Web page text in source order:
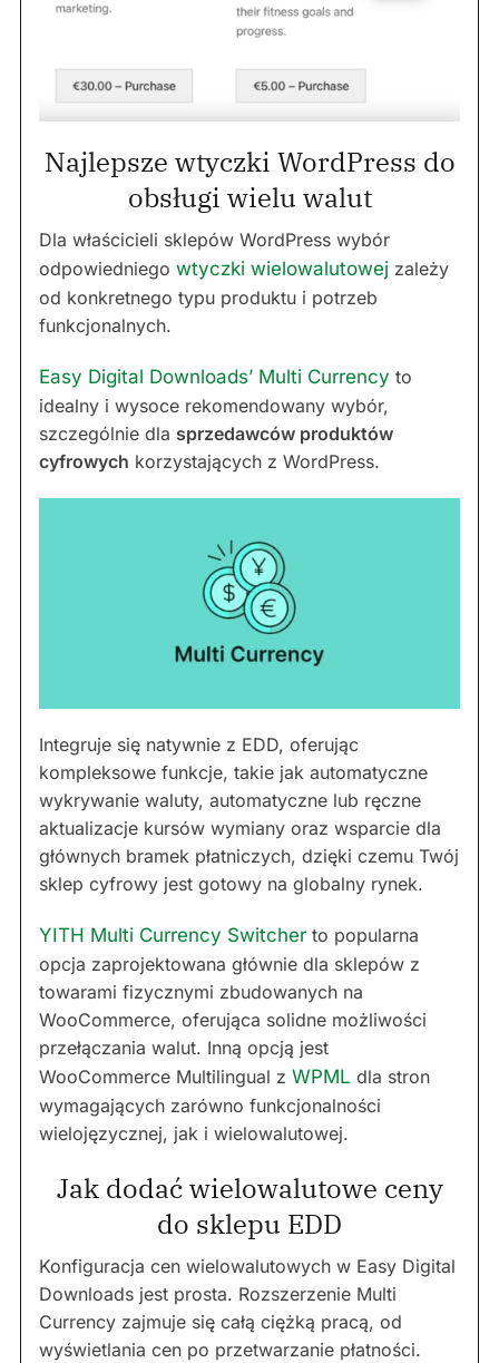
Najlepsze wtyczki WordPress do
obsługi wielu walut
Dla właścicieli sklepów WordPress wybór
odpowiedniego wtyczki wielowalutowej zależy
od konkretnego typu produktu i potrzeb
funkcjonalnych.
Easy Digital Downloads’ Multi Currency to
idealny i wysoce rekomendowany wybór,
szczególnie dla sprzedawców produktów
cyfrowych korzystających z WordPress.
Integruje się natywnie z EDD, oferując
kompleksowe funkcje, takie jak automatyczne
wykrywanie waluty, automatyczne lub ręczne
aktualizacje kursów wymiany oraz wsparcie dla
głównych bramek płatniczych, dzięki czemu Twój
sklep cyfrowy jest gotowy na globalny rynek.
YITH Multi Currency Switcher to popularna
opcja zaprojektowana głównie dla sklepów z
towarami fizycznymi zbudowanych na
WooCommerce, oferująca solidne możliwości
przełączania walut. Inną opcją jest
WooCommerce Multilingual z WPML dla stron
wymagających zarówno funkcjonalności
wielojęzycznej, jak i wielowalutowej.
Jak dodać wielowalutowe ceny
do sklepu EDD
Konfiguracja cen wielowalutowych w Easy Digital
Downloads jest prosta. Rozszerzenie Multi
Currency zajmuje się całą ciężką pracą, od
wyświetlania cen po przetwarzanie płatności.